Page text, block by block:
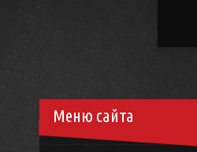
Меню сайта